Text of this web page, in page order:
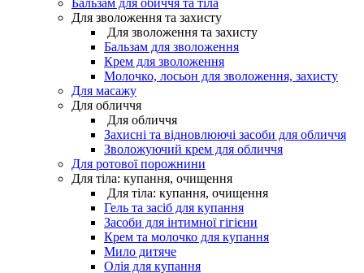
Для зволоження та захисту
Для зволоження та захисту
Бальзам для зволоження
Крем для зволоження
Молочко, лосьон для зволоження, захисту
Для масажу
Для обличчя
Для обличчя
Захисні та відновлюючі засоби для обличчя
Зволожуючий крем для обличчя
Для ротової порожнини
Для тіла: купання, очищення
Для тіла: купання, очищення
Гель та засіб для купання
Засоби для інтимної гігієни
Крем та молочко для купання
Мило дитяче
Олія для купання